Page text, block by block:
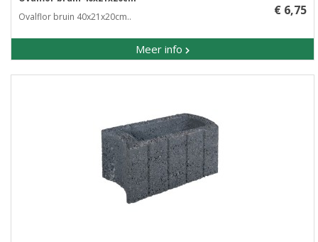
Ovalflor bruin 40x21x20cm..
Meer info
€ 6,75